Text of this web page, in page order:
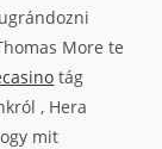
More te
tág
, Hera
mit